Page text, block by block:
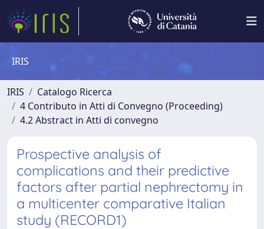
IRIS
IRIS
Catalogo Ricerca
4 Contributo in Atti di Convegno (Proceeding)
4.2 Abstract in Atti di convegno
Prospective analysis of
complications and their predictive
factors after partial nephrectomy in
a multicenter comparative Italian
study (RECORD1)